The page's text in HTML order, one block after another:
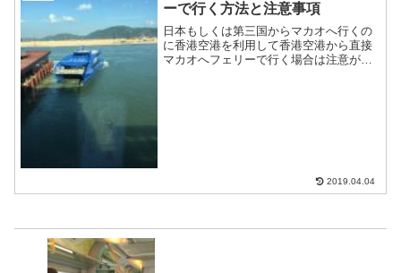
ーで行く方法と注意事項
日本もしくは第三国からマカオへ行くの
に香港空港を利用して香港空港から直接
マカオへフェリーで行く場合は注意が必
2019.04.04